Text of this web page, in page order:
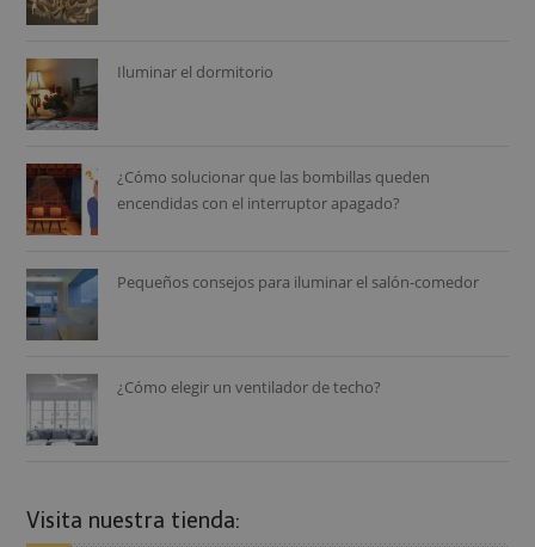
Iluminar el dormitorio
¿Cómo solucionar que las bombillas queden
encendidas con el interruptor apagado?
Pequeños consejos para iluminar el salón-comedor
¿Cómo elegir un ventilador de techo?
Visita nuestra tienda: